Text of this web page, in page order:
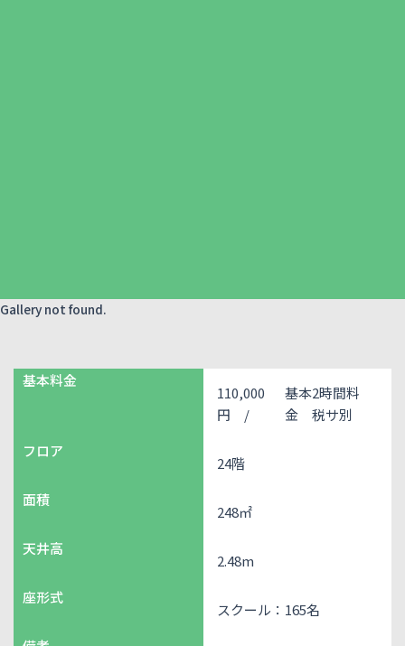
Gallery not found.
基本料金
110,000
円 /
基本2時間料
金 税サ別
フロア
24階
面積
248㎡
天井高
2.48m
座形式
スクール：165名